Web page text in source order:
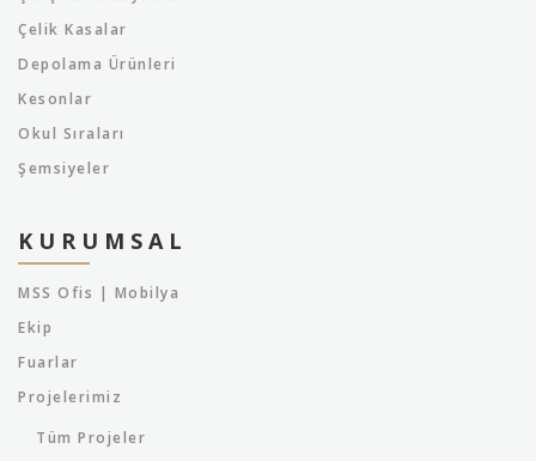
Çelik Kasalar
Depolama Ürünleri
Kesonlar
Okul Sıraları
Şemsiyeler
KURUMSAL
MSS Ofis | Mobilya
Ekip
Fuarlar
Projelerimiz
Tüm Projeler